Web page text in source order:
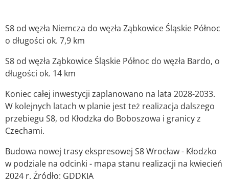
S8 od węzła Niemcza do węzła Ząbkowice Śląskie Północ
o długości ok. 7,9 km
S8 od węzła Ząbkowice Śląskie Północ do węzła Bardo, o
długości ok. 14 km
Koniec całej inwestycji zaplanowano na lata 2028-2033.
W kolejnych latach w planie jest też realizacja dalszego
przebiegu S8, od Kłodzka do Boboszowa i granicy z
Czechami.
Budowa nowej trasy ekspresowej S8 Wrocław - Kłodzko
w podziale na odcinki - mapa stanu realizacji na kwiecień
2024 r. Źródło: GDDKIA